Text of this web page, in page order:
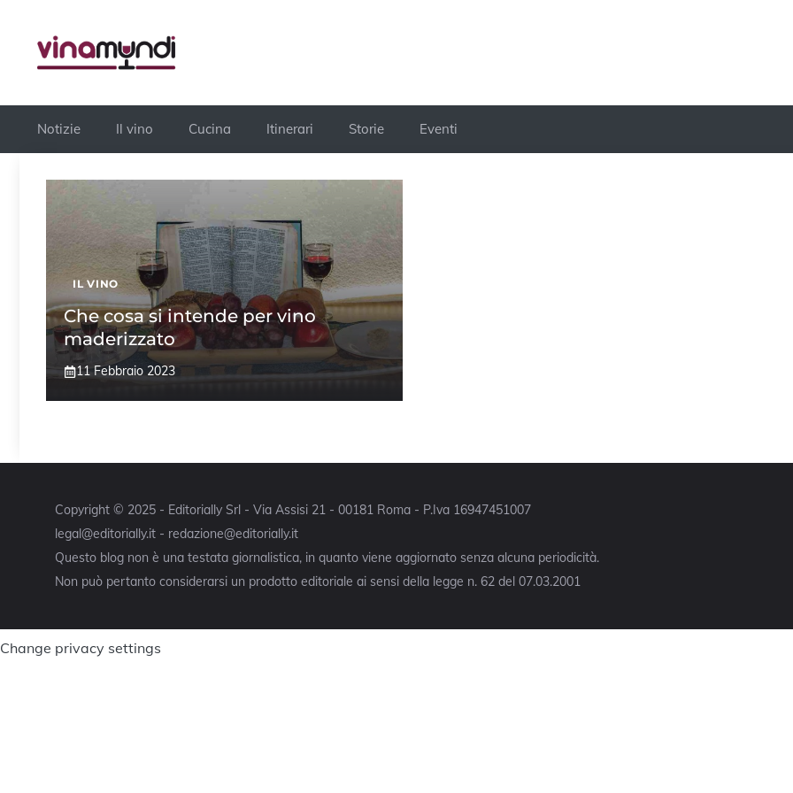
contenuto
Notizie Il vino Cucina Itinerari Storie Eventi
IL VINO
Che cosa si intende per vino
maderizzato
11 Febbraio 2023
Copyright © 2025 - Editorially Srl - Via Assisi 21 - 00181 Roma - P.Iva 16947451007
legal@editorially.it - redazione@editorially.it
Questo blog non è una testata giornalistica, in quanto viene aggiornato senza alcuna periodicità.
Non può pertanto considerarsi un prodotto editoriale ai sensi della legge n. 62 del 07.03.2001
Change privacy settings